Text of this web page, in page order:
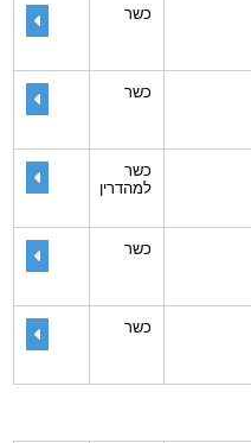
כשר
כשר
כשר
למהדרין
כשר
כשר